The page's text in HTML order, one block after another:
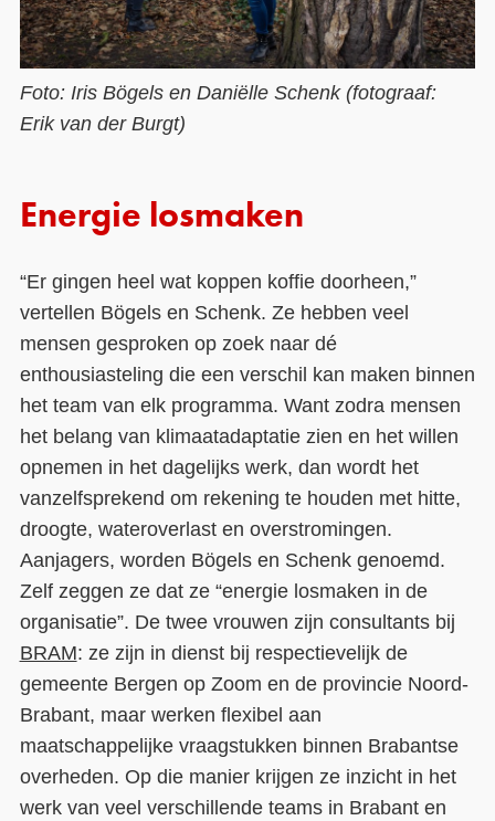
Foto: Iris Bögels en Daniëlle Schenk (fotograaf:
Erik van der Burgt)
Energie losmaken
“Er gingen heel wat koppen koffie doorheen,”
vertellen Bögels en Schenk. Ze hebben veel
mensen gesproken op zoek naar dé
enthousiasteling die een verschil kan maken binnen
het team van elk programma. Want zodra mensen
het belang van klimaatadaptatie zien en het willen
opnemen in het dagelijks werk, dan wordt het
vanzelfsprekend om rekening te houden met hitte,
droogte, wateroverlast en overstromingen.
Aanjagers, worden Bögels en Schenk genoemd.
Zelf zeggen ze dat ze “energie losmaken in de
organisatie”. De twee vrouwen zijn consultants bij
BRAM: ze zijn in dienst bij respectievelijk de
gemeente Bergen op Zoom en de provincie Noord-
Brabant, maar werken flexibel aan
maatschappelijke vraagstukken binnen Brabantse
overheden. Op die manier krijgen ze inzicht in het
werk van veel verschillende teams in Brabant en